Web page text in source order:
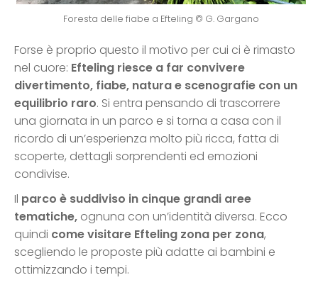
Foresta delle fiabe a Efteling © G. Gargano
Forse è proprio questo il motivo per cui ci è rimasto
nel cuore: Efteling riesce a far convivere
divertimento, fiabe, natura e scenografie con un
equilibrio raro. Si entra pensando di trascorrere
una giornata in un parco e si torna a casa con il
ricordo di un’esperienza molto più ricca, fatta di
scoperte, dettagli sorprendenti ed emozioni
condivise.
Il parco è suddiviso in cinque grandi aree
tematiche, ognuna con un’identità diversa. Ecco
quindi come visitare Efteling zona per zona,
scegliendo le proposte più adatte ai bambini e
ottimizzando i tempi.